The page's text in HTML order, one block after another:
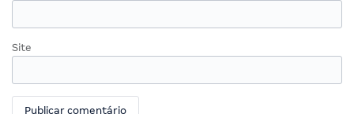
Site